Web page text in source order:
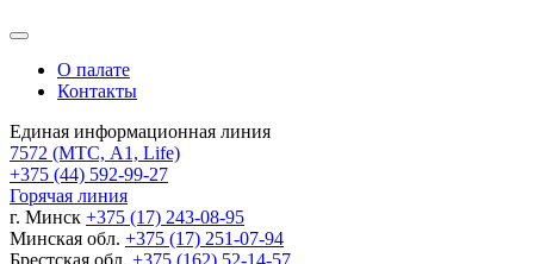
О палате
Контакты
Единая информационная линия
7572 (МТС, A1, Life)
+375 (44) 592-99-27
Горячая линия
г. Минск +375 (17) 243-08-95
Минская обл. +375 (17) 251-07-94
Брестская обл. +375 (162) 52-14-57